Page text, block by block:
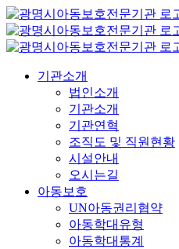
콘
텐
츠
기관소개
법인소개
기관소개
기관연혁
조직도 및 직원현황
시설안내
오시는길
아동보호
UN아동권리협약
아동학대유형
아동학대통계